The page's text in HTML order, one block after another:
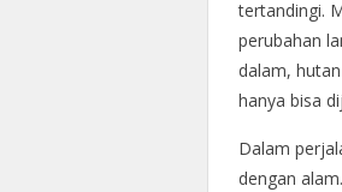
tertandingi.
perubahan
dalam,
hanya bisa
Dalam
dengan